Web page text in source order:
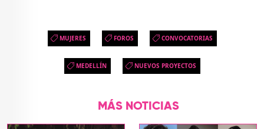
MUJERES FOROS CONVOCATORIAS
MEDELLÍN NUEVOS PROYECTOS
MÁS NOTICIAS